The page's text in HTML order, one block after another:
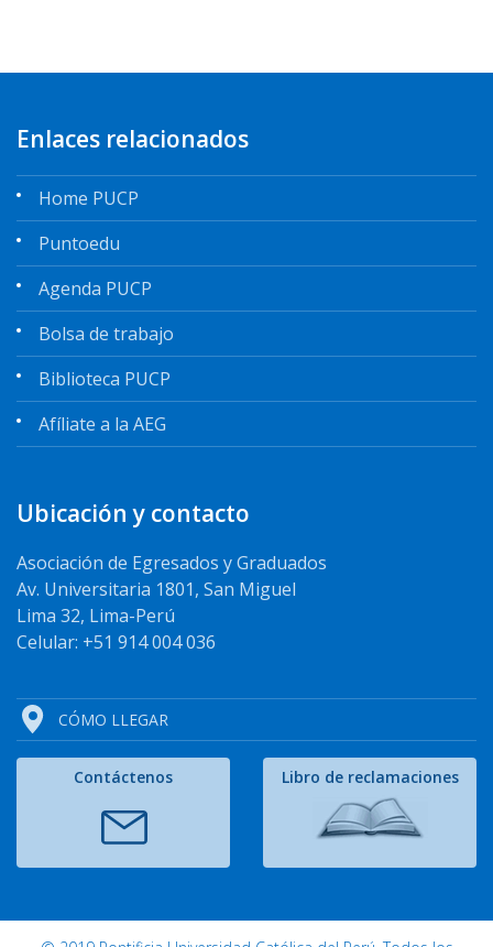
Enlaces relacionados
Home PUCP
Puntoedu
Agenda PUCP
Bolsa de trabajo
Biblioteca PUCP
Afíliate a la AEG
Ubicación y contacto
Asociación de Egresados y Graduados
Av. Universitaria 1801, San Miguel
Lima 32, Lima-Perú
Celular: +51 914 004 036
CÓMO LLEGAR
Contáctenos Libro de reclamaciones